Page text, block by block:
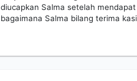
diucapkan Salma setelah
bagaimana Salma bilang terima